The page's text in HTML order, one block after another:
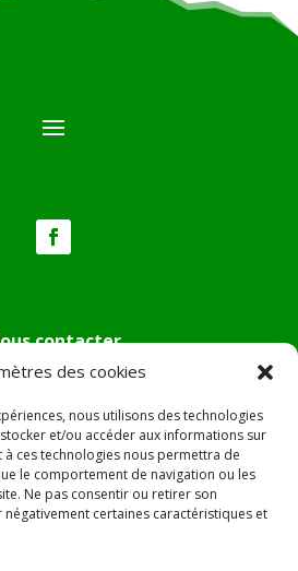
des cookies
nous utilisons des technologies
et/ou accéder aux informations sur
ces technologies nous permettra de
le comportement de navigation ou les
Ne pas consentir ou retirer son
certaines caractéristiques et
contacter
:04.95.36.24.02
de ville de Pietra di Verde
Le village
Pietra di Verde